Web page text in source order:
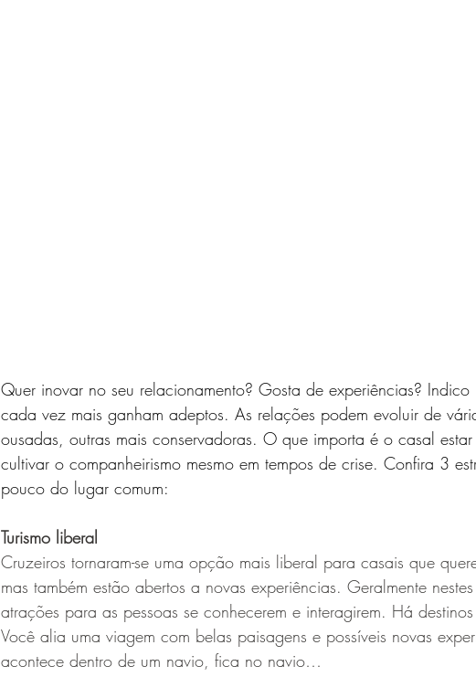
Quer inovar no seu relacionamento? Gosta de experiências?
cada vez mais ganham adeptos. As relações podem evoluir de
ousadas, outras mais conservadoras. O que importa é o casal
cultivar o companheirismo mesmo em tempos de crise. Confira 3
pouco do lugar comum:
Turismo liberal
Cruzeiros tornaram-se uma opção mais liberal para casais que
mas também estão abertos a novas experiências. Geralmente
atrações para as pessoas se conhecerem e interagirem. Há
Você alia uma viagem com belas paisagens e possíveis novas
acontece dentro de um navio, fica no navio…